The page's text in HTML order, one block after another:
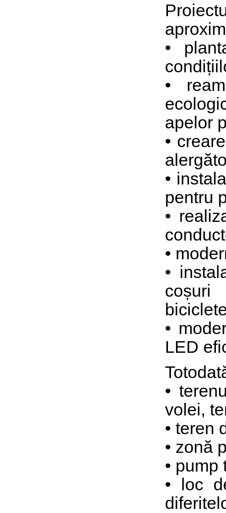
•
•
apelor
•
•
pentru
•
•
•
coșuri
•
LED
•
volei,
• teren
• zonă
•
• loc